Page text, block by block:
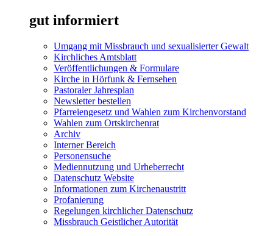
gut informiert
Umgang mit Missbrauch und sexualisierter Gewalt
Kirchliches Amtsblatt
Veröffentlichungen & Formulare
Kirche in Hörfunk & Fernsehen
Pastoraler Jahresplan
Newsletter bestellen
Pfarreiengesetz und Wahlen zum Kirchenvorstand
Wahlen zum Ortskirchenrat
Archiv
Interner Bereich
Personensuche
Mediennutzung und Urheberrecht
Datenschutz Website
Informationen zum Kirchenaustritt
Profanierung
Regelungen kirchlicher Datenschutz
Missbrauch Geistlicher Autorität